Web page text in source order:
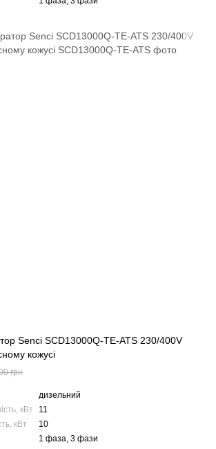
Senci SCD13000Q-TE-ATS 230/400V
кожусі
грн
дизельний
кВт
11
кВт
10
1 фаза, 3 фази